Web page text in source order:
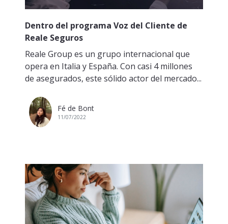
Dentro del programa Voz del Cliente de
Reale Seguros
Reale Group es un grupo internacional que
opera en Italia y España. Con casi 4 millones
de asegurados, este sólido actor del mercado...
Fé de Bont
11/07/2022